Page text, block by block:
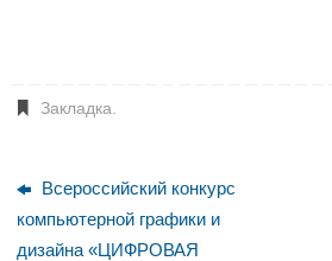
Закладка
Всероссийский конкурс
компьютерной графики и
дизайна «ЦИФРОВАЯ